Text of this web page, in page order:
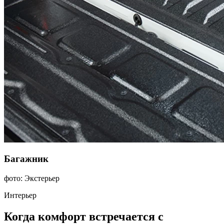
Багажник
фото: Экстерьер
Интерьер
Когда комфорт встречается с